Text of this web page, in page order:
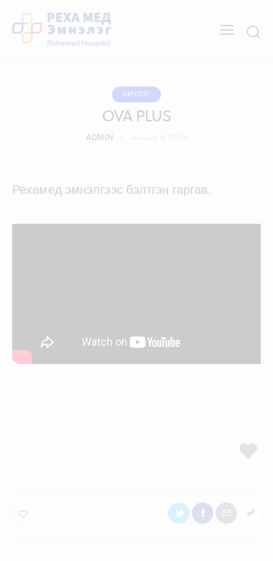
БИЧЛЭГ
OVA PLUS
ADMIN
Рехамед эмнэлгээс бэлтгэн гаргав.